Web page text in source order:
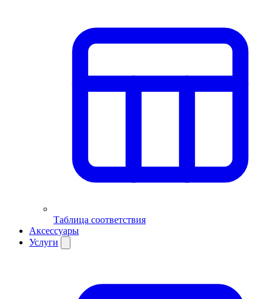
Таблица соответствия
Аксессуары
Услуги